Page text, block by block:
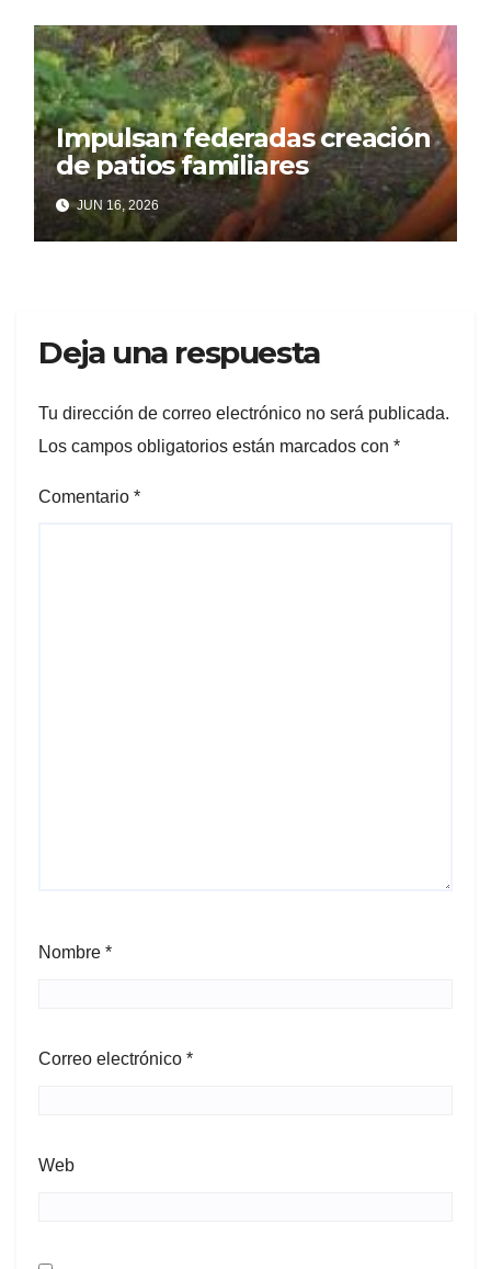
Impulsan federadas creación
de patios familiares
JUN 16, 2026
Deja una respuesta
Tu dirección de correo electrónico no será publicada.
Los campos obligatorios están marcados con *
Comentario *
Nombre *
Correo electrónico *
Web